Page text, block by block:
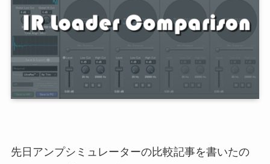
先日アンプシミュレーターの比較記事を書いたの